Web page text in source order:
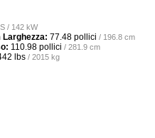
/ 142 kW
Larghezza: 77.48 pollici / 196.8 cm
110.98 pollici / 281.9 cm
lbs / 2015 kg